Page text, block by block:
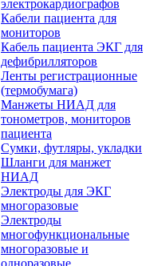
электрокардиографов
Кабели пациента для
мониторов
Кабель пациента ЭКГ для
дефибрилляторов
Ленты регистрационные
(термобумага)
Манжеты НИАД для
тонометров, мониторов
пациента
Сумки, футляры, укладки
Шланги для манжет
НИАД
Электроды для ЭКГ
многоразовые
Электроды
многофункциональные
многоразовые и
одноразовые